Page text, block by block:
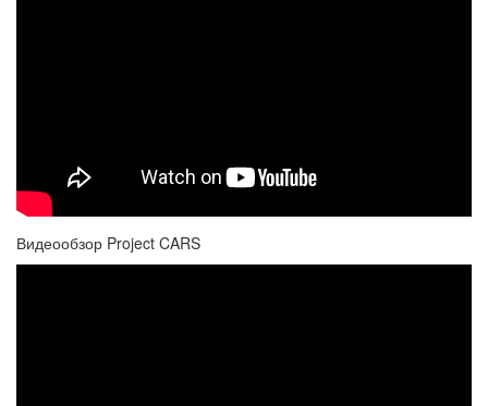
Видеообзор Project CARS